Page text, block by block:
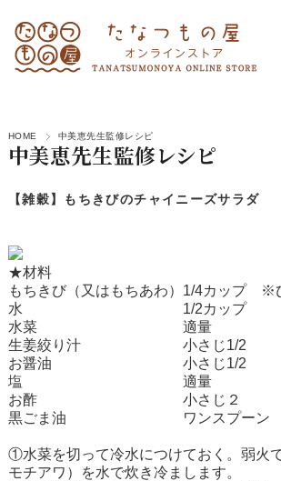
HOME 中美恵先生監修レシピ
中美恵先生監修レシピ
【雑穀】もちきびのチャイニーズサラダ
★材料
もちきび（又はもちあわ）1/4カップ ※
水 1/2カップ
水菜 適量
生姜絞り汁 小さじ1/2
お醤油 小さじ1/2
塩 適量
お酢 小さじ２
黒ごま油 ワンスプーン
①水菜を切って冷水につけておく。弱火
モチアワ）を水で炊き冷まします。